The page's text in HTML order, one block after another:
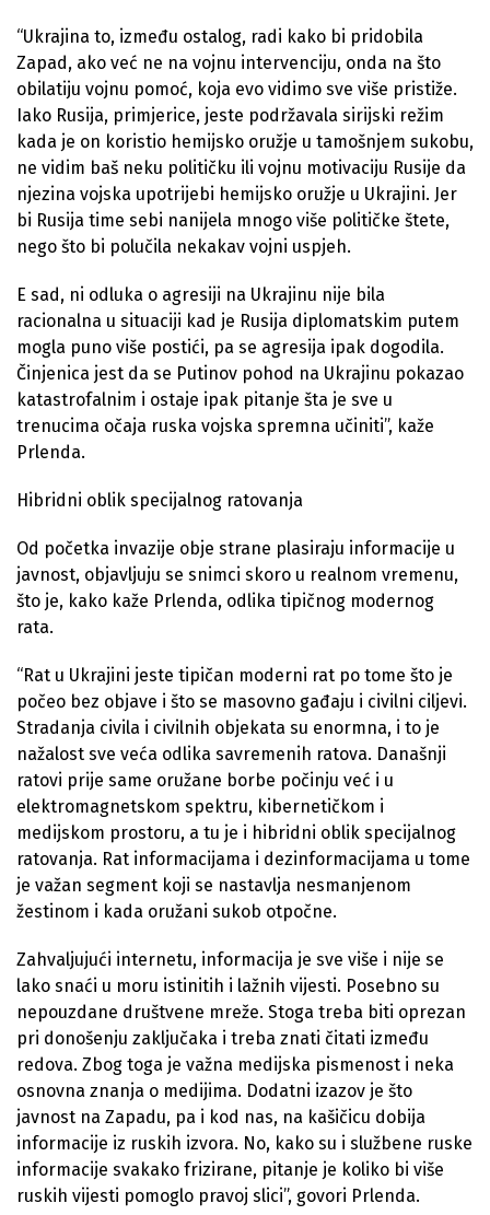
“Ukrajina to, između ostalog, radi kako bi pridobila
Zapad, ako već ne na vojnu intervenciju, onda na što
obilatiju vojnu pomoć, koja evo vidimo sve više pristiže.
Iako Rusija, primjerice, jeste podržavala sirijski režim
kada je on koristio hemijsko oružje u tamošnjem sukobu,
ne vidim baš neku političku ili vojnu motivaciju Rusije da
njezina vojska upotrijebi hemijsko oružje u Ukrajini. Jer
bi Rusija time sebi nanijela mnogo više političke štete,
nego što bi polučila nekakav vojni uspjeh.
E sad, ni odluka o agresiji na Ukrajinu nije bila
racionalna u situaciji kad je Rusija diplomatskim putem
mogla puno više postići, pa se agresija ipak dogodila.
Činjenica jest da se Putinov pohod na Ukrajinu pokazao
katastrofalnim i ostaje ipak pitanje šta je sve u
trenucima očaja ruska vojska spremna učiniti”, kaže
Prlenda.
Hibridni oblik specijalnog ratovanja
Od početka invazije obje strane plasiraju informacije u
javnost, objavljuju se snimci skoro u realnom vremenu,
što je, kako kaže Prlenda, odlika tipičnog modernog
rata.
“Rat u Ukrajini jeste tipičan moderni rat po tome što je
počeo bez objave i što se masovno gađaju i civilni ciljevi.
Stradanja civila i civilnih objekata su enormna, i to je
nažalost sve veća odlika savremenih ratova. Današnji
ratovi prije same oružane borbe počinju već i u
elektromagnetskom spektru, kibernetičkom i
medijskom prostoru, a tu je i hibridni oblik specijalnog
ratovanja. Rat informacijama i dezinformacijama u tome
je važan segment koji se nastavlja nesmanjenom
žestinom i kada oružani sukob otpočne.
Zahvaljujući internetu, informacija je sve više i nije se
lako snaći u moru istinitih i lažnih vijesti. Posebno su
nepouzdane društvene mreže. Stoga treba biti oprezan
pri donošenju zaključaka i treba znati čitati između
redova. Zbog toga je važna medijska pismenost i neka
osnovna znanja o medijima. Dodatni izazov je što
javnost na Zapadu, pa i kod nas, na kašičicu dobija
informacije iz ruskih izvora. No, kako su i službene ruske
informacije svakako frizirane, pitanje je koliko bi više
ruskih vijesti pomoglo pravoj slici”, govori Prlenda.